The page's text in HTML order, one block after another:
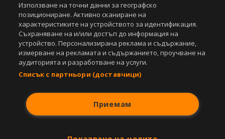
СвалиБЕЗПЛАТНОТОприложение за:
Android
Powered by:
Използване на точни данни за географско
позициониране. Активно сканиране на
характеристиките на устройството за идентификация.
Съхраняване на и/или достъп до информация на
устройство. Персонализирана реклама и съдържание,
измерване на рекламата и съдържанието, проучване на
аудиторията и разработване на услуги.
Списък с партньори (доставчици)
Приемам